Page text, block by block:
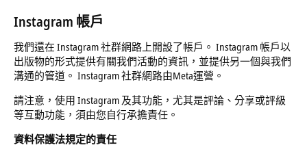
Instagram 帳戶
我們還在 Instagram 社群網路上開設了帳戶。 Instagram 帳戶以
出版物的形式提供有關我們活動的資訊，並提供另一個與我們
溝通的管道。 Instagram 社群網路由Meta運營。
請注意，使用 Instagram 及其功能，尤其是評論、分享或評級
等互動功能，須由您自行承擔責任。
資料保護法規定的責任